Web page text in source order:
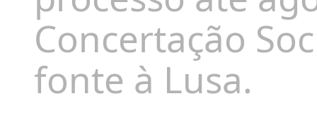
Concertação
fonte à Lusa.